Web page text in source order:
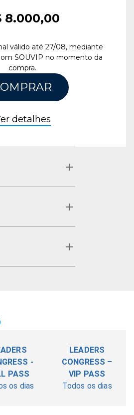
8.000,00
válido até 27/08, mediante
SOUVIP no momento da
compra.
detalhes
-
PASS
os dias
LEADERS
CONGRESS –
VIP PASS
Todos os dias